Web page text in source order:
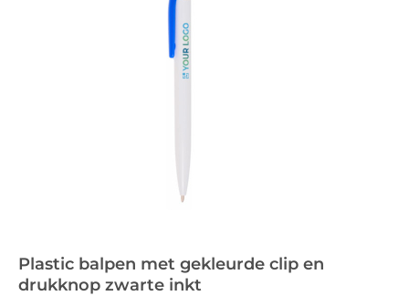
Plastic balpen met gekleurde clip en
drukknop zwarte inkt